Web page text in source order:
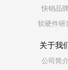
快销品牌
软硬件研
关于我
公司简介